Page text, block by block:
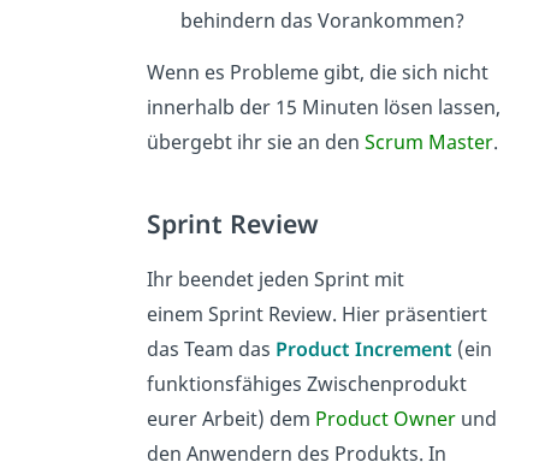
behindern das Vorankommen?
Wenn es Probleme gibt, die sich nicht
innerhalb der 15 Minuten lösen lassen,
übergebt ihr sie an den Scrum Master.
Sprint Review
Ihr beendet jeden Sprint mit
einem Sprint Review. Hier präsentiert
das Team das Product Increment (ein
funktionsfähiges Zwischenprodukt
eurer Arbeit) dem Product Ownerund
den Anwendern des Produkts. In